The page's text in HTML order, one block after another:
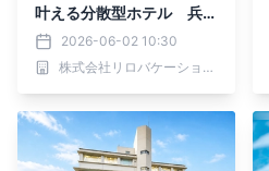
叶える分散型ホテル 兵庫
「リロステイVILLA 城
崎 ザ・コンドミニアム」
2026-06-02 10:30
株式会社リロバケーションズ